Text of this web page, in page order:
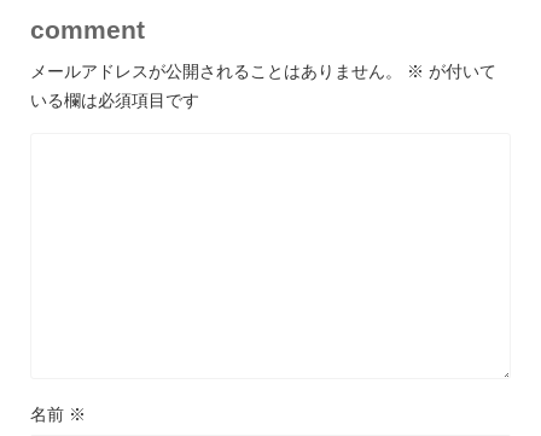
comment
メールアドレスが公開されることはありません。 ※ が付いて
いる欄は必須項目です
名前 ※